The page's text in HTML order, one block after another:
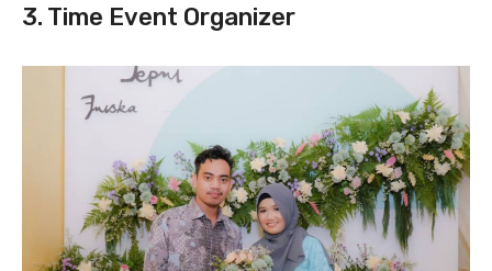
3. Time Event Organizer